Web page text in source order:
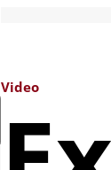
Video